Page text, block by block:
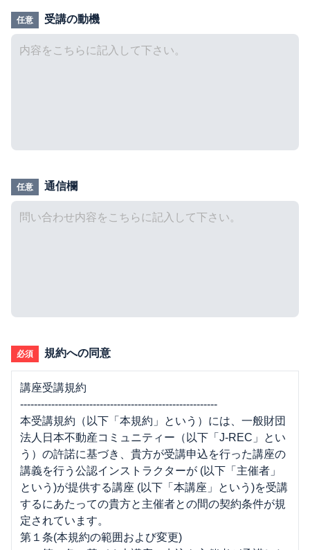
任意 受講の動機
任意 通信欄
必須 規約への同意
講座受講規約
---------------------------------------------------------
本受講規約（以下「本規約」という）には、一般財団
法人日本不動産コミュニティー（以下「J-REC」とい
う）の許諾に基づき、貴方が受講申込を行った講座の
講義を行う公認インストラクターが (以下「主催者」
という)が提供する講座 (以下「本講座」という)を受講
するにあたっての貴方と主催者との間の契約条件が規
定されています。
第１条(本規約の範囲および変更)